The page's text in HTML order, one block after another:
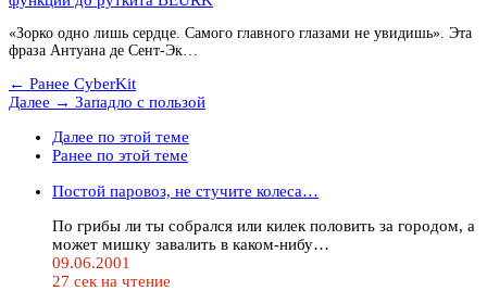
«Зорко одно лишь сердце. Самого главного глазами не увидишь». Эта
фраза Антуана де Сент-Эк…
← Ранее CyberKit
Далее → Западло с пользой
Далее по этой теме
Ранее по этой теме
Постой паровоз, не стучите колеса…
По грибы ли ты собрался или килек половить за городом, а
может мишку завалить в каком-нибу…
09.06.2001
27 сек на чтение